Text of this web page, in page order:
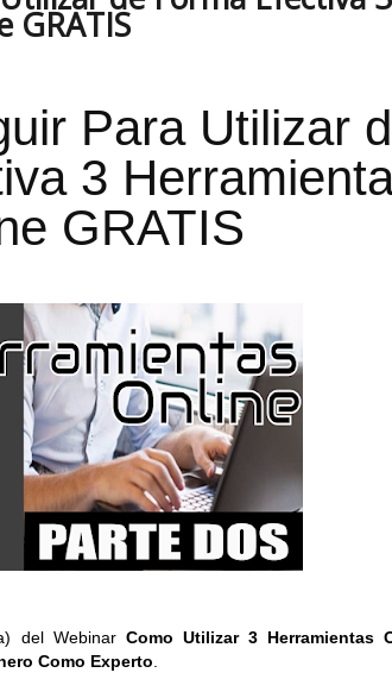
GRATIS
Para Utilizar
3
GRATIS
del Webinar Como Utilizar 3 Herramientas
Como Experto